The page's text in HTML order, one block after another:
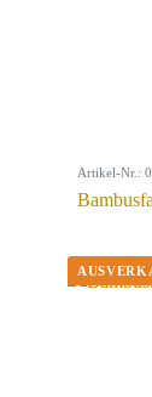
Artikel-Nr.: